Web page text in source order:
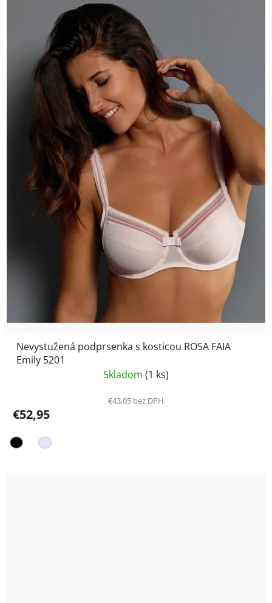
Nevystužená podprsenka s kosticou ROSA FAIA
Emily 5201
Skladom (1 ks)
€43,05 bez DPH
€52,95